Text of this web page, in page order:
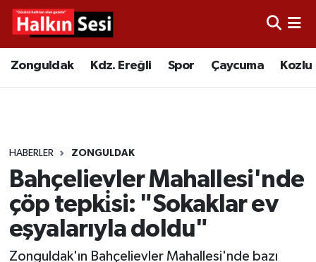
Zonguldak Kdz. Ereğli Spor Çaycuma Kozlu
HABERLER ZONGULDAK
Bahçelievler Mahallesi'nde
çöp tepki̇si: "Sokaklar ev
eşyalarıyla doldu"
Zonguldak'ın Bahçelievler Mahallesi'nde bazı
Video
Çaycuma
Alaplı
Asayiş
Merkez Hava Durumu
Tüm Manşetler
Son Dakika Haberleri